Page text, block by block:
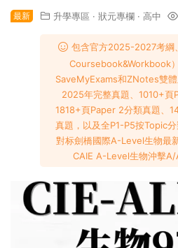
最新 升學專區 · 狀元專欄 · 高中
包含官方2025-2027考綱
Coursebook&Workbook
SaveMyExams和ZNotes雙
2025年完整真題、1010+頁
1818+頁Paper 2分類真題、
真題，以及全P1-P5按Topic
對标劍橋國際A-Level生物最
CAIE A-Level生物沖擊A/